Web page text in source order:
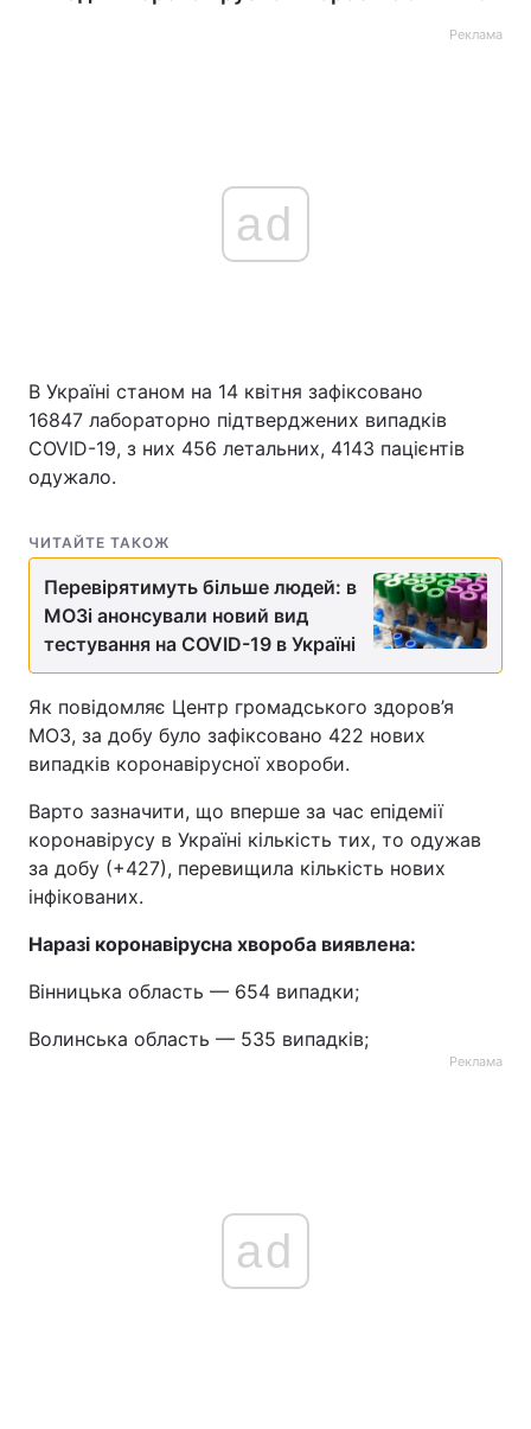
Реклама
ad
В Україні станом на 14 квітня зафіксовано
16847 лабораторно підтверджених випадків
COVID-19, з них 456 летальних, 4143 пацієнтів
одужало.
ЧИТАЙТЕ ТАКОЖ
Перевірятимуть більше людей: в
МОЗі анонсували новий вид
тестування на COVID-19 в Україні
Як повідомляє Центр громадського здоров’я
МОЗ, за добу було зафіксовано 422 нових
випадків коронавірусної хвороби.
Варто зазначити, що вперше за час епідемії
коронавірусу в Україні кількість тих, то одужав
за добу (+427), перевищила кількість нових
інфікованих.
Наразі коронавірусна хвороба виявлена:
Вінницька область — 654 випадки;
Волинська область — 535 випадків;
Реклама
ad